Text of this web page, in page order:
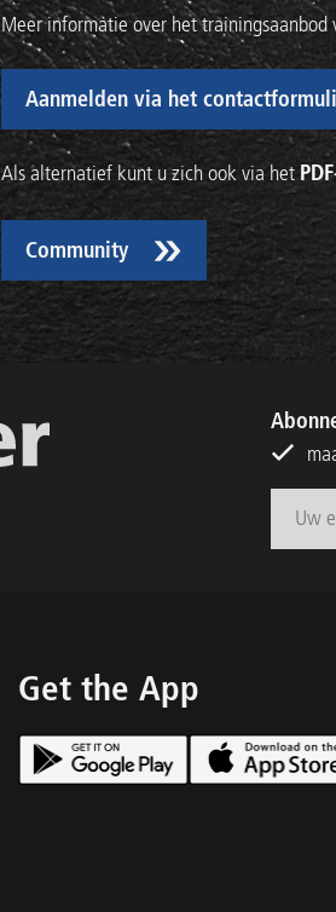
Meer informatie over het
Aanmelden via het
Als alternatief kunt u zich ook via het
Community
Get the App